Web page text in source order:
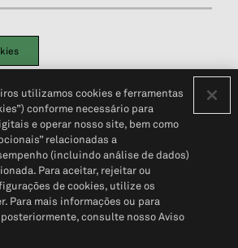
Portal de privacidade do cliente (em inglês)
Pessoais© 2026 S&P Global
utilizamos cookies e ferramentas
conforme necessário para
e operar nosso site, bem como
relacionadas a
(incluindo análise de dados)
Para aceitar, rejeitar ou
de cookies, utilize os
Para mais informações ou para
consulte nosso Aviso